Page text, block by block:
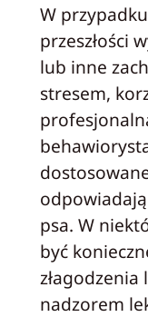
W
przeszłości
lub inne
stresem,
psa. W
być
złagodzenia
nadzorem